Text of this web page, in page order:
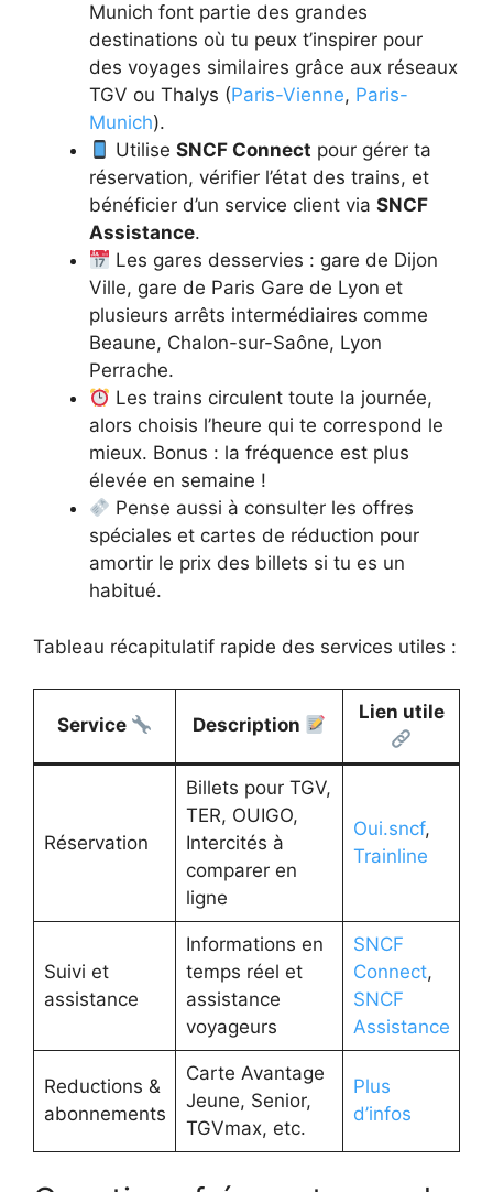
Munich font partie des grandes
destinations où tu peux t’inspirer pour
des voyages similaires grâce aux réseaux
TGV ou Thalys (Paris-Vienne, Paris-
Munich).
UtiliseSNCF Connect pour gérer ta
réservation, vérifier l’état des trains, et
bénéficier d’un service client via SNCF
Assistance.
Les gares desservies : gare de Dijon
Ville, gare de Paris Gare de Lyon et
plusieurs arrêts intermédiaires comme
Beaune, Chalon-sur-Saône, Lyon
Perrache.
Les trains circulent toute la journée,
alors choisis l’heure qui te correspond le
mieux. Bonus : la fréquence est plus
élevée en semaine !
Pense aussi à consulter les offres
spéciales et cartes de réduction pour
amortir le prix des billets si tu es un
habitué.
Tableau récapitulatif rapide des services utiles :
Service Description
Lien utile
Réservation
Billets pour TGV,
TER, OUIGO,
Intercités à
comparer en
ligne
Oui.sncf,
Trainline
Suivi et
assistance
Informations en
temps réel et
assistance
voyageurs
SNCF
Connect,
SNCF
Assistance
Reductions &
abonnements
Carte Avantage
Jeune, Senior,
TGVmax, etc.
Plus
d’infos